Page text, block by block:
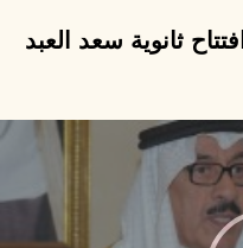
ثانوية سعد العبد